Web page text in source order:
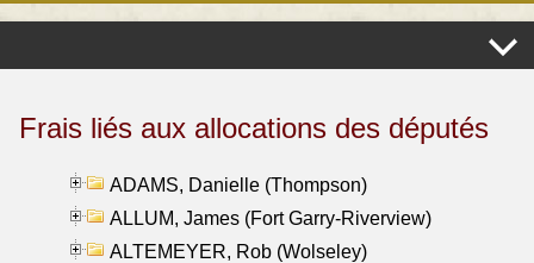
Frais liés aux allocations des députés
ADAMS, Danielle (Thompson)
ALLUM, James (Fort Garry-Riverview)
ALTEMEYER, Rob (Wolseley)